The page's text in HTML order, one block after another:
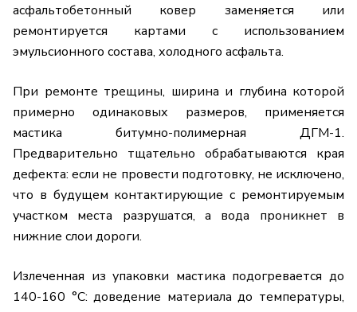
асфальтобетонный ковер заменяется или
ремонтируется картами с использованием
эмульсионного состава, холодного асфальта.
При ремонте трещины, ширина и глубина которой
примерно одинаковых размеров, применяется
мастика битумно-полимерная ДГМ-1.
Предварительно тщательно обрабатываются края
дефекта: если не провести подготовку, не исключено,
что в будущем контактирующие с ремонтируемым
участком места разрушатся, а вода проникнет в
нижние слои дороги.
Излеченная из упаковки мастика подогревается до
140-160 °C: доведение материала до температуры,